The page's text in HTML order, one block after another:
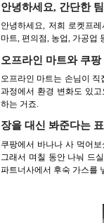
안녕하세요, 간단한
안녕하세요, 저희 로켓프
마트, 편의점, 농업, 가공업
오프라인 마트와 쿠
오프라인 마트는 손님이
과정에서 환경 변화도 있
하는 거죠.
장을 대신 봐준다는
쿠팡에서 바나나 사 먹어
그래서 며칠 동안 나눠 드
파트너사에서 후숙 가스를